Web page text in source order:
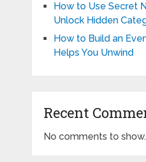
How to Use Secret
Unlock Hidden
How to Build an
Helps You Unwind
Recent
No comments to show.